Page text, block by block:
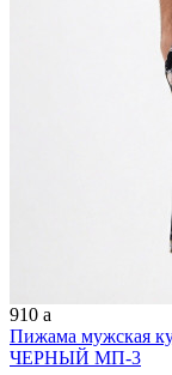
910 a
Пижама мужская
ЧЕРНЫЙ МП-3